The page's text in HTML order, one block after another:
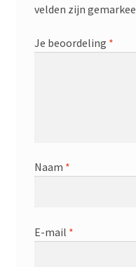
velden zijn
Je beoordeling *
Naam *
E-mail *